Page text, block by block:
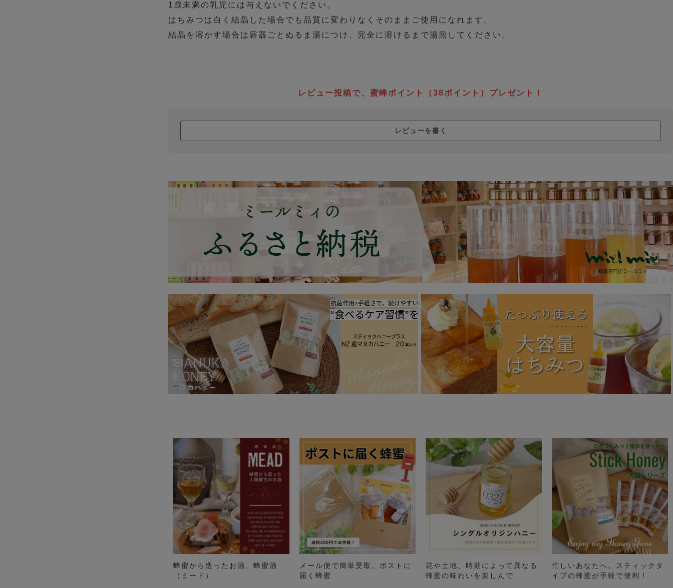
1歳未満の乳児には与えないでください。
はちみつは白く結晶した場合でも品質に変わりなくそのままご使用になれます。
結晶を溶かす場合は容器ごとぬるま湯につけ、完全に溶けるまで湯煎してください。
レビュー投稿で、蜜蜂ポイント（38ポイント）プレゼント！
レビューを書く
蜂蜜から造ったお酒、蜂蜜酒
（ミード）
メール便で簡単受取。ポストに
届く蜂蜜
花や土地、時期によって異なる
蜂蜜の味わいを楽しんで
忙しいあなたへ。スティックタ
イプの蜂蜜が手軽で便利！